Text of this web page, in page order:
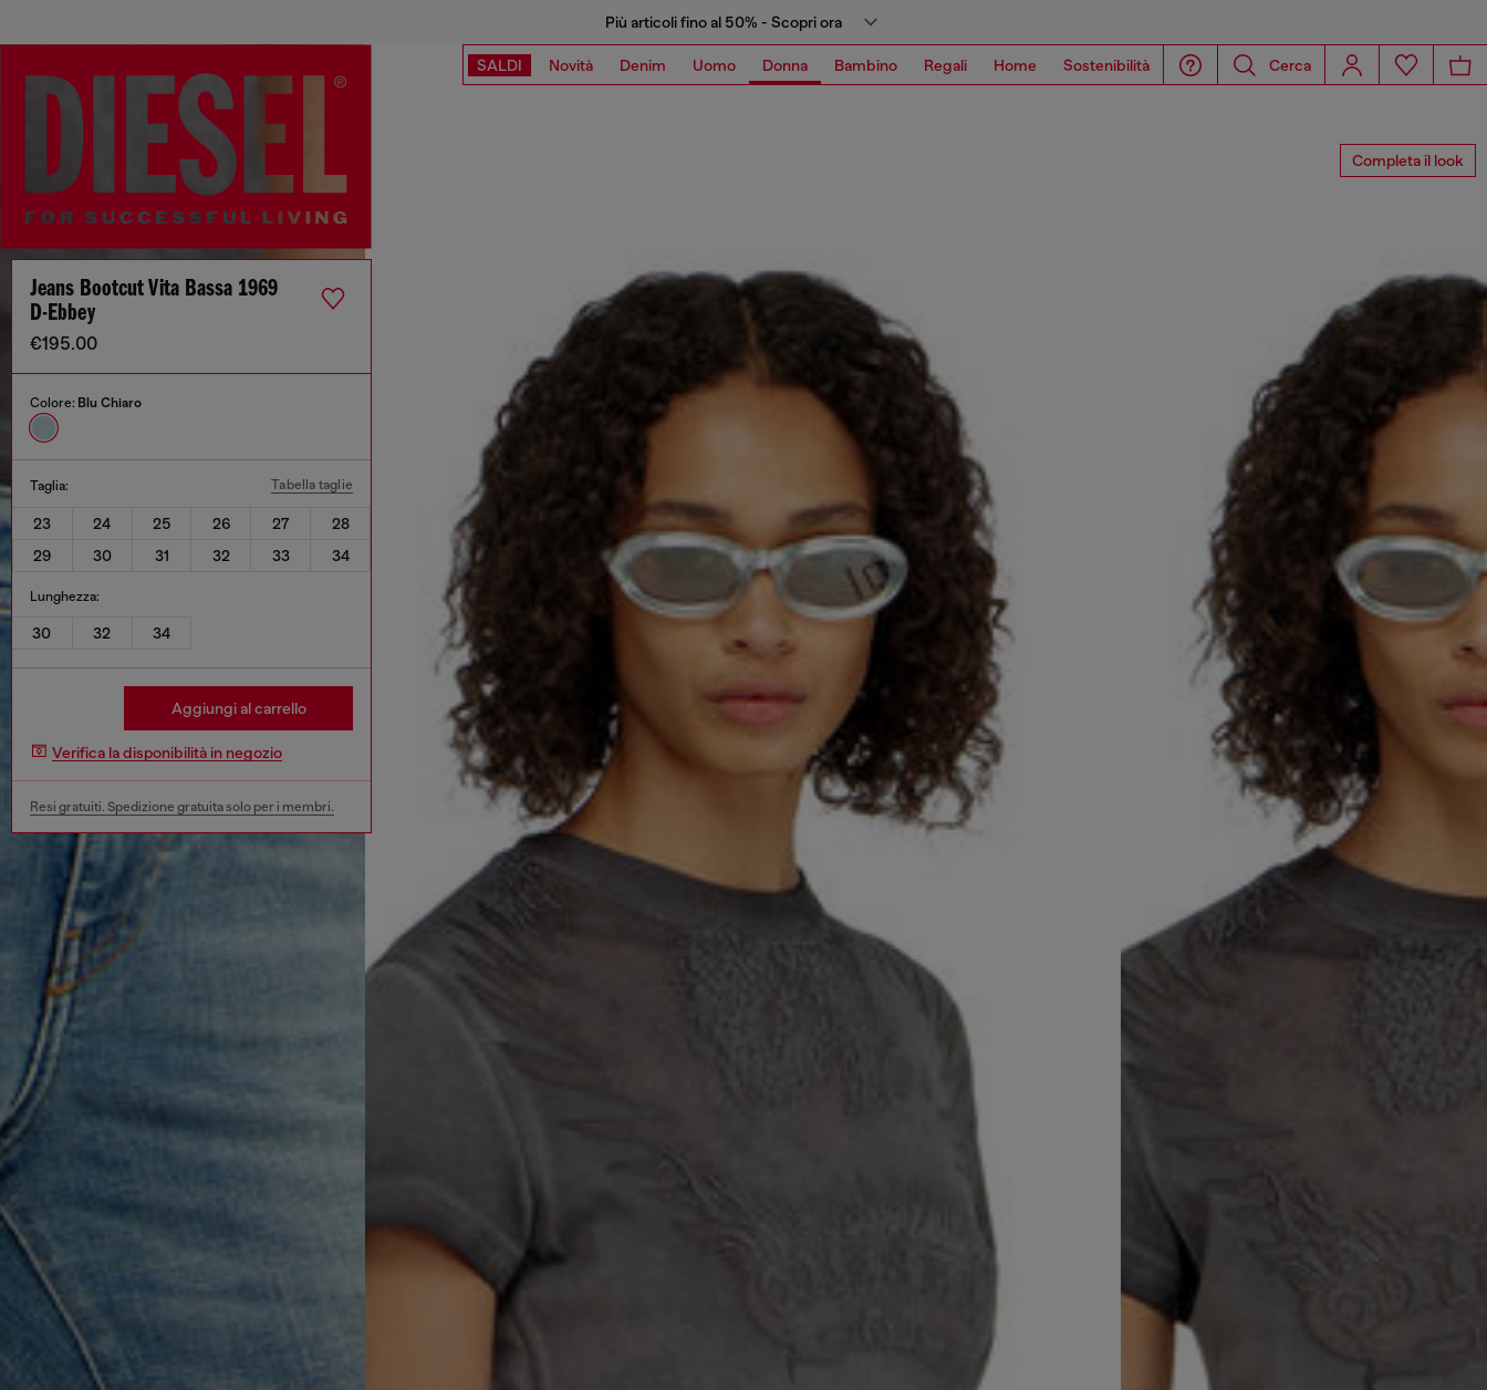
Più articoli fino al 50% - Scopri ora
SALDI Novità Denim Uomo Donna Bambino Regali Home Sostenibilità Cerca
Completa il look
Jeans Bootcut Vita Bassa 1969
D-Ebbey
€195.00
Colore: Blu Chiaro
Taglia: Tabella taglie
23 24 25 26 27
28
29
30 31 32 33 34
Lunghezza:
30 32 34
Aggiungi al carrello
Verifica la disponibilità in negozio
Resi gratuiti. Spedizione gratuita solo per i membri.